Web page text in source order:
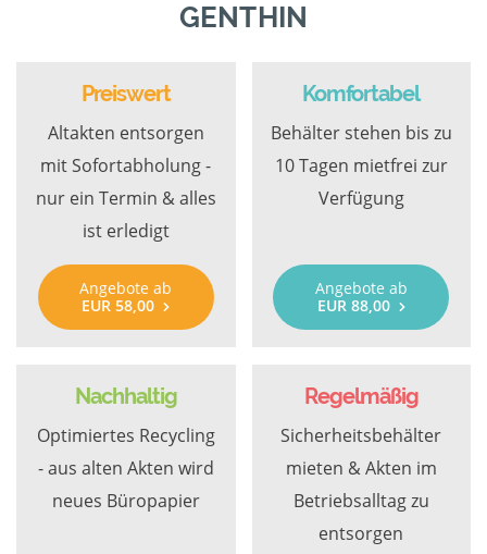
GENTHIN
Preiswert
Altakten entsorgen
mit Sofortabholung -
nur ein Termin & alles
ist erledigt
Angebote ab
EUR 58,00
Komfortabel
Behälter stehen bis zu
10 Tagen mietfrei zur
Verfügung
Angebote ab
EUR 88,00
Nachhaltig
Optimiertes Recycling
- aus alten Akten wird
neues Büropapier
Regelmäßig
Sicherheitsbehälter
mieten & Akten im
Betriebsalltag zu
entsorgen